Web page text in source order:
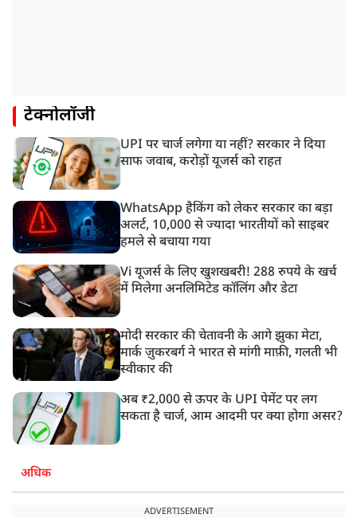
टेक्नोलॉजी
UPI पर चार्ज लगेगा या नहीं? सरकार ने दिया
साफ जवाब, करोड़ों यूजर्स को राहत
WhatsApp हैकिंग को लेकर सरकार का बड़ा
अलर्ट, 10,000 से ज्यादा भारतीयों को साइबर
हमले से बचाया गया
Vi यूजर्स के लिए खुशखबरी! 288 रुपये के खर्च
में मिलेगा अनलिमिटेड कॉलिंग और डेटा
मोदी सरकार की चेतावनी के आगे झुका मेटा,
मार्क ज़ुकरबर्ग ने भारत से मांगी माफ़ी, गलती भी
स्वीकार की
अब ₹2,000 से ऊपर के UPI पेमेंट पर लग
सकता है चार्ज, आम आदमी पर क्या होगा असर?
अधिक
ADVERTISEMENT